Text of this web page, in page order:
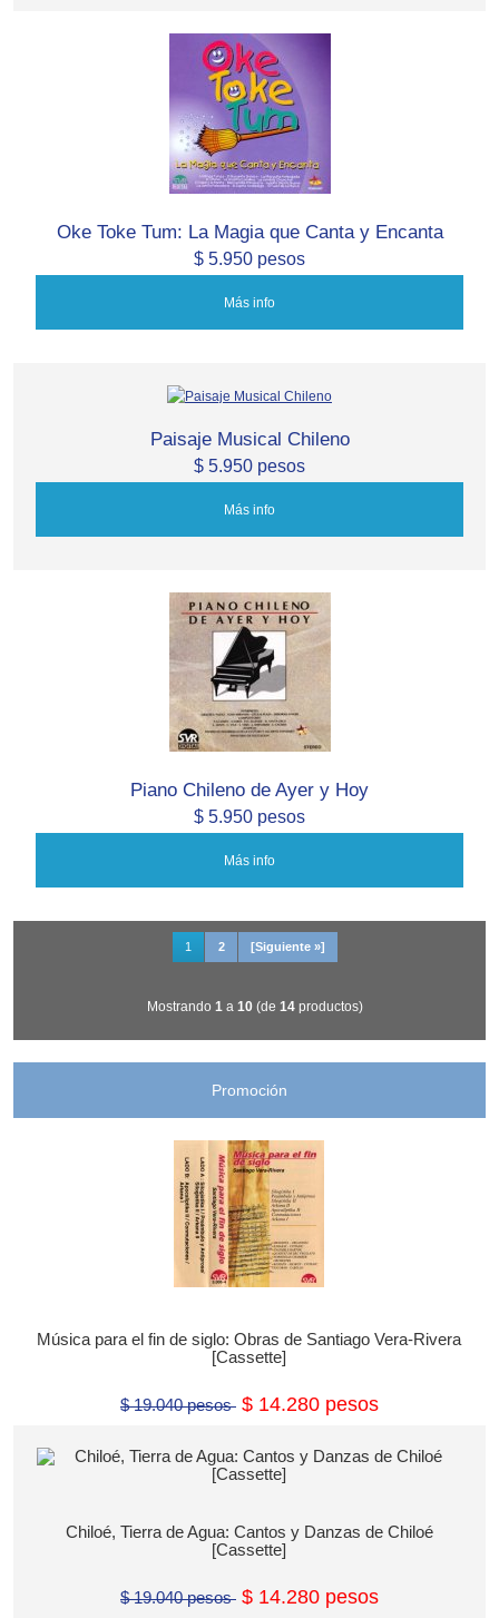
Oke Toke Tum: La Magia que Canta y Encanta
$ 5.950 pesos
Más info
Paisaje Musical Chileno
$ 5.950 pesos
Más info
Piano Chileno de Ayer y Hoy
$ 5.950 pesos
Más info
1 2 [Siguiente »]
Mostrando 1 a 10 (de 14 productos)
Promoción
Música para el fin de siglo: Obras de Santiago Vera-Rivera
[Cassette]
$ 19.040 pesos $ 14.280 pesos
Chiloé, Tierra de Agua: Cantos y Danzas de Chiloé
[Cassette]
$ 19.040 pesos $ 14.280 pesos